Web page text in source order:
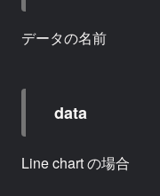
データの名前
data
Line chart の場合